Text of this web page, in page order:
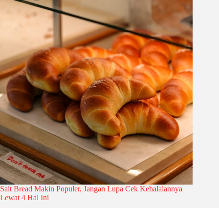
Salt Bread Makin Populer, Jangan Lupa Cek Kehalalannya
Lewat 4 Hal Ini